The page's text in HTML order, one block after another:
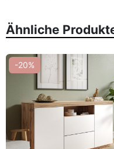
Ähnliche
-20%